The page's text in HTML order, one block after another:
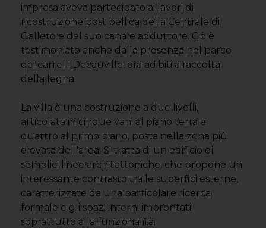
impresa aveva partecipato ai lavori di
ricostruzione post bellica della Centrale di
Galleto e del suo canale adduttore. Ciò è
testimoniato anche dalla presenza nel parco
dei carrelli Decauville, ora adibiti a raccolta
della legna.
La villa è una costruzione a due livelli,
articolata in cinque vani al piano terra e
quattro al primo piano, posta nella zona più
elevata dell'area. Si tratta di un edificio di
semplici linee architettoniche, che propone un
interessante contrasto tra le superfici esterne,
caratterizzate da una particolare ricerca
formale e gli spazi interni improntati
soprattutto alla funzionalità.